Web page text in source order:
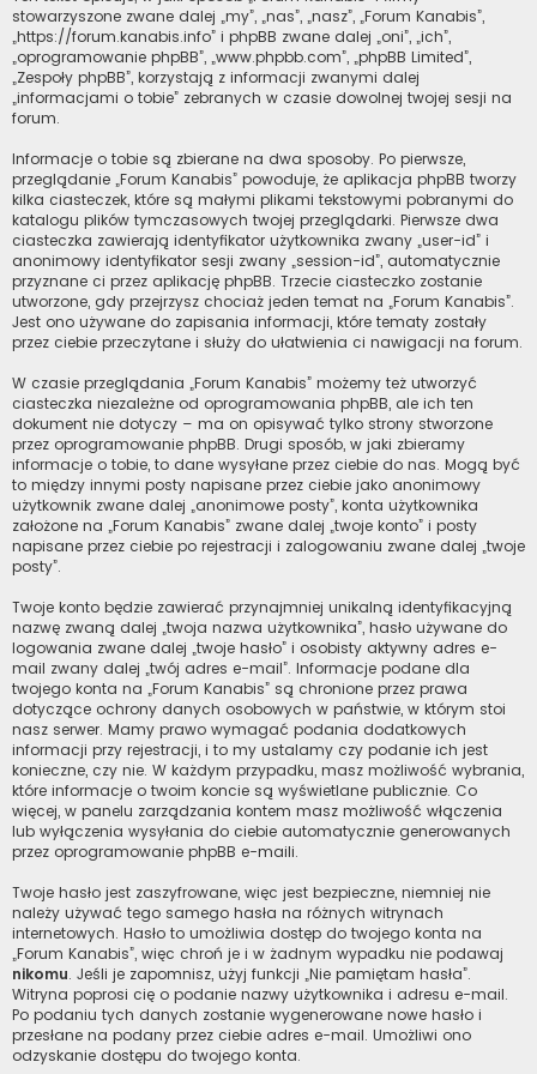
stowarzyszone zwane dalej „my”, „nas”, „nasz”, „Forum Kanabis”,
„https://forum.kanabis.info” i phpBB zwane dalej „oni”, „ich”,
„oprogramowanie phpBB”, „www.phpbb.com”, „phpBB Limited”,
„Zespoły phpBB”, korzystają z informacji zwanymi dalej
„informacjami o tobie” zebranych w czasie dowolnej twojej sesji na
forum.
Informacje o tobie są zbierane na dwa sposoby. Po pierwsze,
przeglądanie „Forum Kanabis” powoduje, że aplikacja phpBB tworzy
kilka ciasteczek, które są małymi plikami tekstowymi pobranymi do
katalogu plików tymczasowych twojej przeglądarki. Pierwsze dwa
ciasteczka zawierają identyfikator użytkownika zwany „user-id” i
anonimowy identyfikator sesji zwany „session-id”, automatycznie
przyznane ci przez aplikację phpBB. Trzecie ciasteczko zostanie
utworzone, gdy przejrzysz chociaż jeden temat na „Forum Kanabis”.
Jest ono używane do zapisania informacji, które tematy zostały
przez ciebie przeczytane i służy do ułatwienia ci nawigacji na forum.
W czasie przeglądania „Forum Kanabis” możemy też utworzyć
ciasteczka niezależne od oprogramowania phpBB, ale ich ten
dokument nie dotyczy – ma on opisywać tylko strony stworzone
przez oprogramowanie phpBB. Drugi sposób, w jaki zbieramy
informacje o tobie, to dane wysyłane przez ciebie do nas. Mogą być
to między innymi posty napisane przez ciebie jako anonimowy
użytkownik zwane dalej „anonimowe posty”, konta użytkownika
założone na „Forum Kanabis” zwane dalej „twoje konto” i posty
napisane przez ciebie po rejestracji i zalogowaniu zwane dalej „twoje
posty”.
Twoje konto będzie zawierać przynajmniej unikalną identyfikacyjną
nazwę zwaną dalej „twoja nazwa użytkownika”, hasło używane do
logowania zwane dalej „twoje hasło” i osobisty aktywny adres e-
mail zwany dalej „twój adres e-mail”. Informacje podane dla
twojego konta na „Forum Kanabis” są chronione przez prawa
dotyczące ochrony danych osobowych w państwie, w którym stoi
nasz serwer. Mamy prawo wymagać podania dodatkowych
informacji przy rejestracji, i to my ustalamy czy podanie ich jest
konieczne, czy nie. W każdym przypadku, masz możliwość wybrania,
które informacje o twoim koncie są wyświetlane publicznie. Co
więcej, w panelu zarządzania kontem masz możliwość włączenia
lub wyłączenia wysyłania do ciebie automatycznie generowanych
przez oprogramowanie phpBB e-maili.
Twoje hasło jest zaszyfrowane, więc jest bezpieczne, niemniej nie
należy używać tego samego hasła na różnych witrynach
internetowych. Hasło to umożliwia dostęp do twojego konta na
„Forum Kanabis”, więc chroń je i w żadnym wypadku nie podawaj
nikomu. Jeśli je zapomnisz, użyj funkcji „Nie pamiętam hasła”.
Witryna poprosi cię o podanie nazwy użytkownika i adresu e-mail.
Po podaniu tych danych zostanie wygenerowane nowe hasło i
przesłane na podany przez ciebie adres e-mail. Umożliwi ono
odzyskanie dostępu do twojego konta.